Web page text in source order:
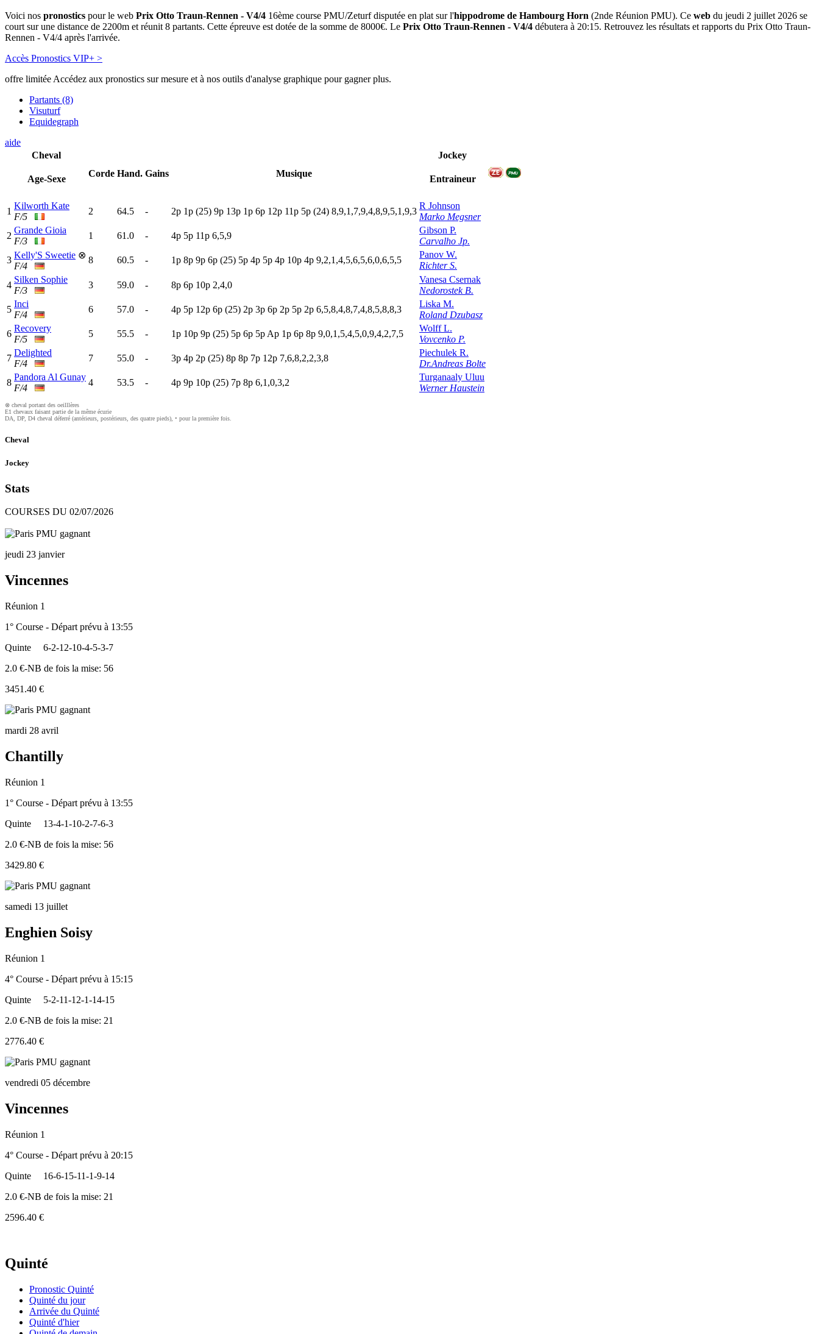
Voici nos pronostics pour le web Prix Otto Traun-Rennen - V4/4 16ème course PMU/Zeturf disputée en plat sur l'hippodrome de Hambourg Horn (2nde Réunion PMU). Ce web du jeudi 2 juillet 2026 se
court sur une distance de 2200m et réunit 8 partants. Cette épreuve est dotée de la somme de 8000€. Le Prix Otto Traun-Rennen - V4/4 débutera à 20:15. Retrouvez les résultats et rapports du Prix Otto Traun-
Rennen - V4/4 après l'arrivée.
Accès Pronostics VIP+ >
offre limitée Accédez aux pronostics sur mesure et à nos outils d'analyse graphique pour gagner plus.
Partants (8)
Visuturf
Equidegraph
aide
Cheval
Age-Sexe
Corde Hand. Gains Musique
Jockey
Entraineur
1
Kilworth Kate
F/5
2 64.5 - 2p 1p (25) 9p 13p 1p 6p 12p 11p 5p (24) 8,9,1,7,9,4,8,9,5,1,9,3
R Johnson
Marko Megsner
2
Grande Gioia
F/3
1 61.0 - 4p 5p 11p 6,5,9
Gibson P.
Carvalho Jp.
3 Kelly'S Sweetie ⊗
F/4
8 60.5 - 1p 8p 9p 6p (25) 5p 4p 5p 4p 10p 4p 9,2,1,4,5,6,5,6,0,6,5,5
Panov W.
Richter S.
4
Silken Sophie
F/3
3 59.0 - 8p 6p 10p 2,4,0
Vanesa Csernak
Nedorostek B.
5
Inci
F/4
6 57.0 - 4p 5p 12p 6p (25) 2p 3p 6p 2p 5p 2p 6,5,8,4,8,7,4,8,5,8,8,3
Liska M.
Roland Dzubasz
6
Recovery
F/5
5 55.5 - 1p 10p 9p (25) 5p 6p 5p Ap 1p 6p 8p 9,0,1,5,4,5,0,9,4,2,7,5
Wolff L.
Vovcenko P.
7
Delighted
F/4
7 55.0 - 3p 4p 2p (25) 8p 8p 7p 12p 7,6,8,2,2,3,8
Piechulek R.
Dr.Andreas Bolte
8
Pandora Al Gunay
F/4
4 53.5 - 4p 9p 10p (25) 7p 8p 6,1,0,3,2
Turganaaly Uluu
Werner Haustein
⊗ cheval portant des oeilllères
E1 chevaux faisant partie de la même écurie
DA, DP, D4 cheval déferré (antérieurs, postérieurs, des quatre pieds), • pour la première fois.
Cheval
Jockey
Stats
COURSES DU 02/07/2026
jeudi 23 janvier
Vincennes
Réunion 1
1° Course - Départ prévu à 13:55
Quinte
6-2-12-10-4-5-3-7
2.0 €-NB de fois la mise: 56
3451.40 €
mardi 28 avril
Chantilly
Réunion 1
1° Course - Départ prévu à 13:55
Quinte
13-4-1-10-2-7-6-3
2.0 €-NB de fois la mise: 56
3429.80 €
samedi 13 juillet
Enghien Soisy
Réunion 1
4° Course - Départ prévu à 15:15
Quinte
5-2-11-12-1-14-15
2.0 €-NB de fois la mise: 21
2776.40 €
vendredi 05 décembre
Vincennes
Réunion 1
4° Course - Départ prévu à 20:15
Quinte
16-6-15-11-1-9-14
2.0 €-NB de fois la mise: 21
2596.40 €
Quinté
Pronostic Quinté
Quinté du jour
Arrivée du Quinté
Quinté d'hier